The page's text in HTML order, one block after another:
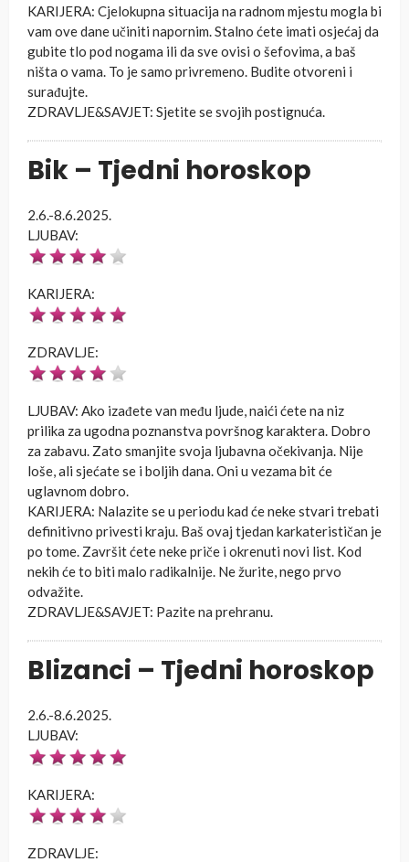
KARIJERA: Cjelokupna situacija na radnom mjestu mogla bi
vam ove dane učiniti napornim. Stalno ćete imati osjećaj da
gubite tlo pod nogama ili da sve ovisi o šefovima, a baš
ništa o vama. To je samo privremeno. Budite otvoreni i
surađujte.
ZDRAVLJE&SAVJET: Sjetite se svojih postignuća.
Bik – Tjedni horoskop
2.6.-8.6.2025.
LJUBAV:
KARIJERA:
ZDRAVLJE:
LJUBAV: Ako izađete van među ljude, naići ćete na niz
prilika za ugodna poznanstva površnog karaktera. Dobro
za zabavu. Zato smanjite svoja ljubavna očekivanja. Nije
loše, ali sjećate se i boljih dana. Oni u vezama bit će
uglavnom dobro.
KARIJERA: Nalazite se u periodu kad će neke stvari trebati
definitivno privesti kraju. Baš ovaj tjedan karkaterističan je
po tome. Završit ćete neke priče i okrenuti novi list. Kod
nekih će to biti malo radikalnije. Ne žurite, nego prvo
odvažite.
ZDRAVLJE&SAVJET: Pazite na prehranu.
Blizanci – Tjedni horoskop
2.6.-8.6.2025.
LJUBAV:
KARIJERA:
ZDRAVLJE: